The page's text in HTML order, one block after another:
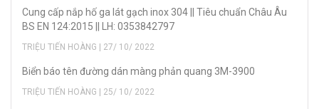
Cung cấp nắp hố ga lát gạch inox 304 || Tiêu chuẩn Châu Âu
BS EN 124:2015 || LH: 0353842797
TRIỆU TIẾN HOÀNG | 27/ 10/ 2022
Biển báo tên đường dán màng phản quang 3M-3900
TRIỆU TIẾN HOÀNG | 25/ 10/ 2022